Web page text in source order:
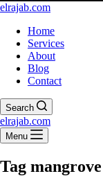
elrajab.com
Home
Services
About
Blog
Contact
Search
elrajab.com
Menu
Tag mangrove